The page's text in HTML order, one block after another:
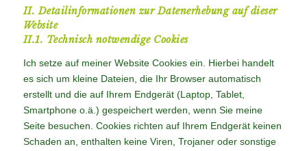
II. Detailinformationen zur Datenerhebung auf dieser
Website
II.1. Technisch notwendige Cookies
Ich setze auf meiner Website Cookies ein. Hierbei handelt
es sich um kleine Dateien, die Ihr Browser automatisch
erstellt und die auf Ihrem Endgerät (Laptop, Tablet,
Smartphone o.ä.) gespeichert werden, wenn Sie meine
Seite besuchen. Cookies richten auf Ihrem Endgerät keinen
Schaden an, enthalten keine Viren, Trojaner oder sonstige